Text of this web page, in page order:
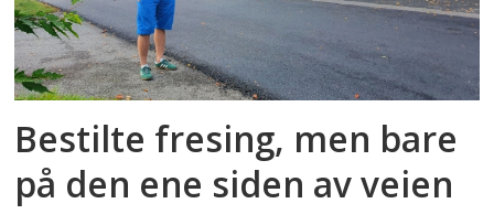
Bestilte fresing, men bare
på den ene siden av veien